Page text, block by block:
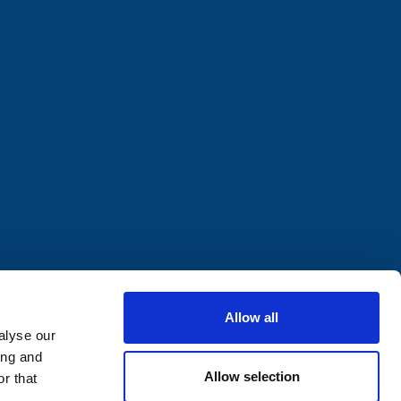
our
and
that
Allow all
Allow selection